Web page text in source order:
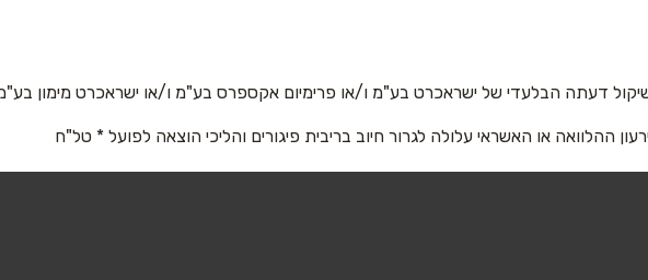
אימייל
דעתה הבלעדי של ישראכרט בע"מ ו/או פרימיום אקספרס בע"מ ו/או ישראכרט מימון
ההלוואה או האשראי עלולה לגרור חיוב בריבית פיגורים והליכי הוצאה לפועל * טל"ח